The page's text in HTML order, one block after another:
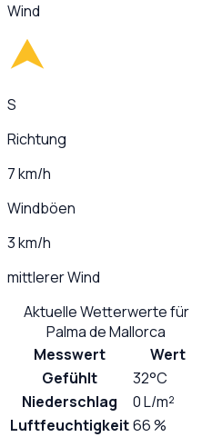
Wind
S
Richtung
7 km/h
Windböen
3 km/h
mittlerer Wind
Aktuelle Wetterwerte für
Palma de Mallorca
Messwert
Wert
Gefühlt
32°C
Niederschlag
0 L/m²
Luftfeuchtigkeit66 %